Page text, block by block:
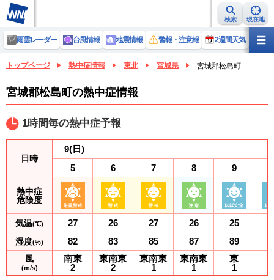
検索 現在地
雨雲レーダー 台風情報 地震情報 警報・注意報 2週間天気 ラ
トップページ 熱中症情報 東北 宮城県 宮城郡松島町
宮城郡松島町の熱中症情報
1時間毎の熱中症予報
日時
熱中症
危険度
気温(℃)
湿度(%)
風
(m/s)
9(日)
5
27
82
南東
2
6
26
83
東南東
2
7
27
85
東南東
1
8
26
87
東南東
1
9
25
89
東
1